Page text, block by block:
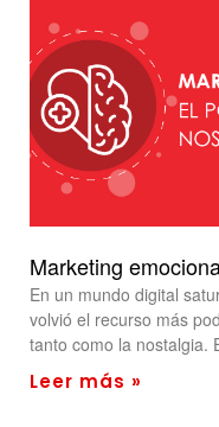
Marketing
En un mundo digital
volvió el recurso más
tanto como la nostalgia.
Leer más »